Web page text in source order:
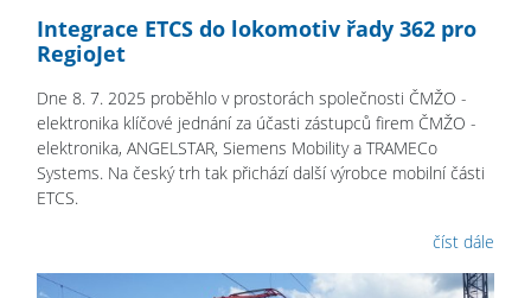
Integrace ETCS do lokomotiv řady 362 pro
RegioJet
Dne 8. 7. 2025 proběhlo v prostorách společnosti ČMŽO -
elektronika klíčové jednání za účasti zástupců firem ČMŽO -
elektronika, ANGELSTAR, Siemens Mobility a TRAMECo
Systems. Na český trh tak přichází další výrobce mobilní části
ETCS.
číst dále